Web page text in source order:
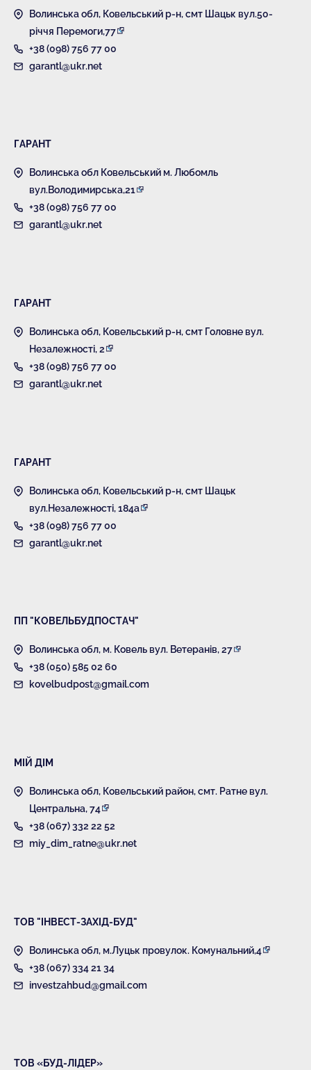
Волинська обл, Ковельський р-н, смт Шацьк вул.50-
річчя Перемоги,77
+38 (098) 756 77 00
garantl@ukr.net
ГАРАНТ
Волинська обл Ковельський м. Любомль
вул.Володимирська,21
+38 (098) 756 77 00
garantl@ukr.net
ГАРАНТ
Волинська обл, Ковельський р-н, смт Головне вул.
Незалежності, 2
+38 (098) 756 77 00
garantl@ukr.net
ГАРАНТ
Волинська обл, Ковельський р-н, смт Шацьк
вул.Незалежності, 184а
+38 (098) 756 77 00
garantl@ukr.net
ПП "КОВЕЛЬБУДПОСТАЧ"
Волинська обл, м. Ковель вул. Ветеранів, 27
+38 (050) 585 02 60
kovelbudpost@gmail.com
МІЙ ДІМ
Волинська обл, Ковельський район, смт. Ратне вул.
Центральна, 74
+38 (067) 332 22 52
miy_dim_ratne@ukr.net
ТОВ "ІНВЕСТ-ЗАХІД-БУД"
Волинська обл, м.Луцьк провулок. Комунальний,4
+38 (067) 334 21 34
investzahbud@gmail.com
ТОВ «БУД-ЛІДЕР»